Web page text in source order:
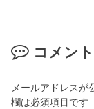
コメン
メールアドレスが
欄は必須項目です